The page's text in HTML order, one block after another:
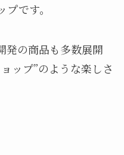
です。
発の商品も多数展開
ップ”のような楽しさ